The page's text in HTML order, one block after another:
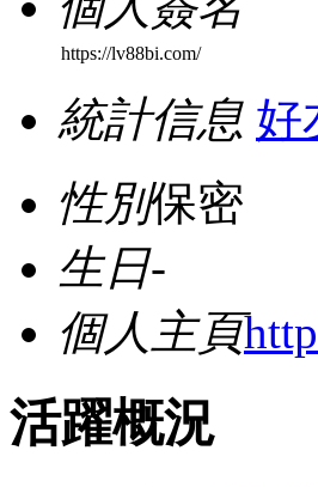
https://lv88bi.com/
統計信息 好
性別保密
生日-
個人主頁
活躍概況